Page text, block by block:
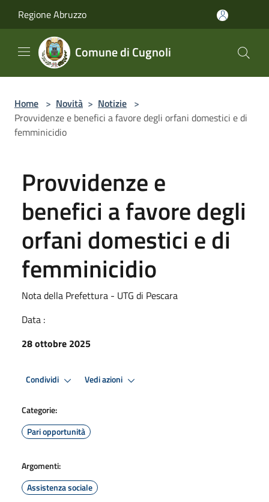
Regione Abruzzo
Comune di Cugnoli
Home > Novità > Notizie >
Provvidenze e benefici a favore degli orfani domestici e di
femminicidio
Provvidenze e
benefici a favore degli
orfani domestici e di
femminicidio
Nota della Prefettura - UTG di Pescara
Data :
28 ottobre 2025
Condividi Vedi azioni
Categorie:
Pari opportunità
Argomenti:
Assistenza sociale